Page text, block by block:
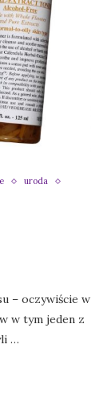
uroda
– oczywiście w
w tym jeden z
…